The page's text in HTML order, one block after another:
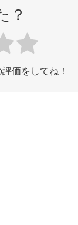
？
価をしてね！